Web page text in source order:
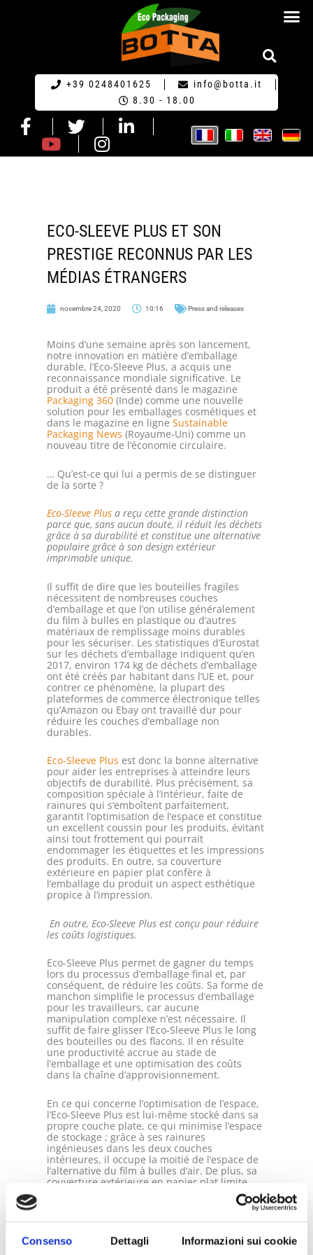
Consenso Dettagli Informazioni sui cookie
+39 0248401625
info@botta.it
8.30 - 18.00
ECO-SLEEVE PLUS ET SON
PRESTIGE RECONNUS PAR LES
MÉDIAS ÉTRANGERS
novembre 24, 2020 10:16 Press and releases
Moins d’une semaine après son lancement,
notre innovation en matière d’emballage
durable, l’Eco-Sleeve Plus, a acquis une
reconnaissance mondiale significative. Le
produit a été présenté dans le magazine
Packaging 360(Inde) comme une nouvelle
solution pour les emballages cosmétiques et
dans le magazine en ligne Sustainable
Packaging News (Royaume-Uni) comme un
nouveau titre de l’économie circulaire.
… Qu’est-ce qui lui a permis de se distinguer
de la sorte ?
Eco-Sleeve Plusa reçu cette grande distinction
parce que, sans aucun doute, il réduit les déchets
grâce à sa durabilité et constitue une alternative
populaire grâce à son design extérieur
imprimable unique.
Il suffit de dire que les bouteilles fragiles
nécessitent de nombreuses couches
d’emballage et que l’on utilise généralement
du film à bulles en plastique ou d’autres
matériaux de remplissage moins durables
pour les sécuriser. Les statistiques d’Eurostat
sur les déchets d’emballage indiquent qu’en
2017, environ 174 kg de déchets d’emballage
ont été créés par habitant dans l’UE et, pour
contrer ce phénomène, la plupart des
plateformes de commerce électronique telles
qu’Amazon ou Ebay ont travaillé dur pour
réduire les couches d’emballage non
durables.
Eco-Sleeve Plus est donc la bonne alternative
pour aider les entreprises à atteindre leurs
objectifs de durabilité. Plus précisément, sa
composition spéciale à l’intérieur, faite de
rainures qui s’emboîtent parfaitement,
garantit l’optimisation de l’espace et constitue
un excellent coussin pour les produits, évitant
ainsi tout frottement qui pourrait
endommager les étiquettes et les impressions
des produits. En outre, sa couverture
extérieure en papier plat confère à
l’emballage du produit un aspect esthétique
propice à l’impression.
En outre, Eco-Sleeve Plus est conçu pour réduire
les coûts logistiques.
Eco-Sleeve Plus permet de gagner du temps
lors du processus d’emballage final et, par
conséquent, de réduire les coûts. Sa forme de
manchon simplifie le processus d’emballage
pour les travailleurs, car aucune
manipulation complexe n’est nécessaire. Il
suffit de faire glisser l’Eco-Sleeve Plus le long
des bouteilles ou des flacons. Il en résulte
une productivité accrue au stade de
l’emballage et une optimisation des coûts
dans la chaîne d’approvisionnement.
En ce qui concerne l’optimisation de l’espace,
l’Eco-Sleeve Plus est lui-même stocké dans sa
propre couche plate, ce qui minimise l’espace
de stockage ; grâce à ses rainures
ingénieuses dans les deux couches
intérieures, il occupe la moitié de l’espace de
l’alternative du film à bulles d’air. De plus, sa
couverture extérieure en papier plat limite
ensemble, ce qui réduit l’espace requis pour
véhicules, les trajets de transport nécessaires
et, par conséquent, les coûts.